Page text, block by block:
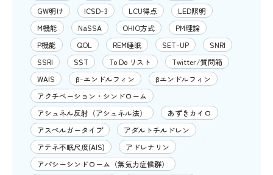
GW明け
ICSD-3 LCU得点
LED照明
M機能
NaSSA OHIO方式
PM理論
P機能
QOL REM睡眠 SET-UP
SNRI
SSRI
SST To Do リスト
Twitter/質問箱
WAIS
β-エンドルフィン
βエンドルフィン
アクチベーション・シンドローム
アシュネル反射（アシュネル法）
あずきカイロ
アスペルガータイプ
アダルトチルドレン
アテネ不眠尺度(AIS)
アドレナリン
アパシーシンドローム（無気力症候群）